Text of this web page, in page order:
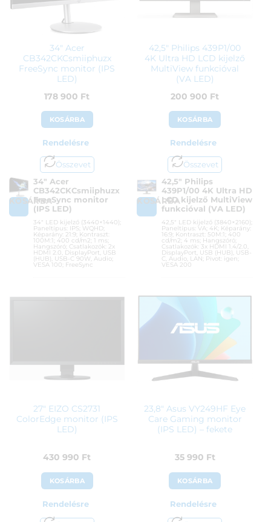
114 900Ft
34″ Acer
CB342CKCsmiiphuzx
FreeSync monitor (IPS
LED)
178 900 Ft
KOSÁRBA
Rendelésre
Összevet
KOSÁRBA
34″ Acer
CB342CKCsmiiphuzx
FreeSync monitor
(IPS LED)
34″ LED kijelző (3440×1440);
Paneltípus: IPS; WQHD;
Képarány: 21:9; Kontraszt:
100M:1; 400 cd/m2; 1 ms;
Hangszóró; Csatlakozók: 2x
HDMI 2.0, DisplayPort, USB
(HUB), USB-C 90W, Audio;
VESA 100; FreeSync
178 900
42,5″ Philips 439P1/00
4K Ultra HD LCD kijelző
MultiView funkcióval
(VA LED)
200 900 Ft
KOSÁRBA
Rendelésre
Összevet
KOSÁRBA
42,5″ Philips
439P1/00 4K Ultra HD
LCD kijelző MultiView
funkcióval (VA LED)
42,5″ LED kijelző (3840×2160);
Paneltípus: VA; 4K; Képarány:
16:9; Kontraszt: 50M:1; 400
cd/m2; 4 ms; Hangszóró;
Csatlakozók: 3x HDMI 1.4/2.0,
DisplayPort, USB (HUB), USB-
C, Audio, LAN; Pivot: igen;
VESA 200
Kategória:Otthoni és irodai
Garanciaidő:36 hónap
200 900Ft
27″ EIZO CS2731
ColorEdge monitor (IPS
LED)
430 990 Ft
KOSÁRBA
Rendelésre
23,8″ Asus VY249HF Eye
Care Gaming monitor
(IPS LED) – fekete
35 990 Ft
KOSÁRBA
Rendelésre